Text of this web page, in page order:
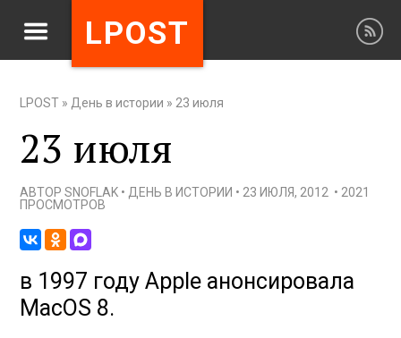
LPOST
LPOST » День в истории » 23 июля
23 июля
АВТОРSNOFLAK • ДЕНЬ В ИСТОРИИ • 23 ИЮЛЯ, 2012 • 2021
ПРОСМОТРОВ
в 1997 году Apple анонсировала
MacOS 8.